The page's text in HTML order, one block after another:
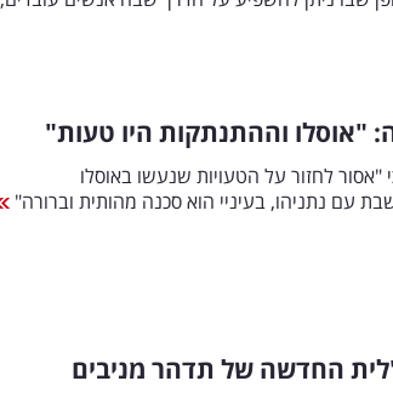
"אוסלו וההתנתקות היו טעות"
"אסור לחזור על הטעויות שנעשו באוסלו
עם נתניהו, בעיניי הוא סכנה מהותית וברורה"
החדשה של תדהר מניבים